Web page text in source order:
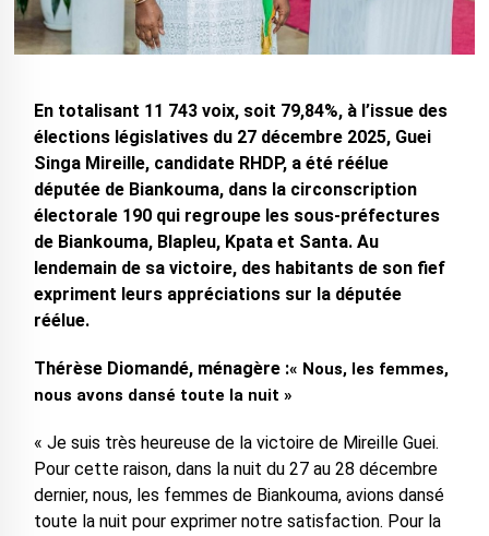
En totalisant 11 743 voix, soit 79,84%, à l’issue des
élections législatives du 27 décembre 2025, Guei
Singa Mireille, candidate RHDP, a été réélue
députée de Biankouma, dans la circonscription
électorale 190 qui regroupe les sous-préfectures
de Biankouma, Blapleu, Kpata et Santa. Au
lendemain de sa victoire, des habitants de son fief
expriment leurs appréciations sur la députée
réélue.
Thérèse Diomandé, ménagère :« Nous, les femmes,
nous avons dansé toute la nuit »
« Je suis très heureuse de la victoire de Mireille Guei.
Pour cette raison, dans la nuit du 27 au 28 décembre
dernier, nous, les femmes de Biankouma, avions dansé
toute la nuit pour exprimer notre satisfaction. Pour la